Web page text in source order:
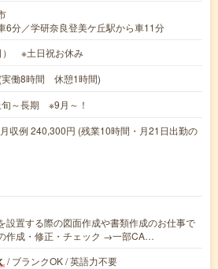
6分／学研奈良登美ケ丘駅から車11分
） ※土日祝お休み
働8時間 休憩1時間)
～長期 ※9月～！
収例 240,300円 (残業10時間・月21日出勤の
設置する際の図面作成や書類作成のお仕事で
作成・修正・チェック →一部CA…
/ ブランクOK / 英語力不要